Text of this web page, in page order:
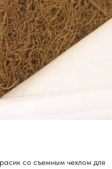
со съемным чехлом для